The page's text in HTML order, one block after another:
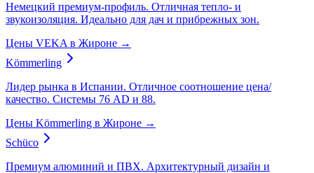
Немецкий премиум-профиль. Отличная тепло- и
звукоизоляция. Идеально для дач и прибрежных зон.
Цены VEKA в Жироне →
Kömmerling
Лидер рынка в Испании. Отличное соотношение цена/
качество. Системы 76 AD и 88.
Цены Kömmerling в Жироне →
Schüco
Премиум алюминий и ПВХ. Архитектурный дизайн и